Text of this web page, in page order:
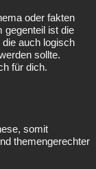
oder fakten
gegenteil ist die
auch logisch
sollte.
für dich.
somit
themengerechter